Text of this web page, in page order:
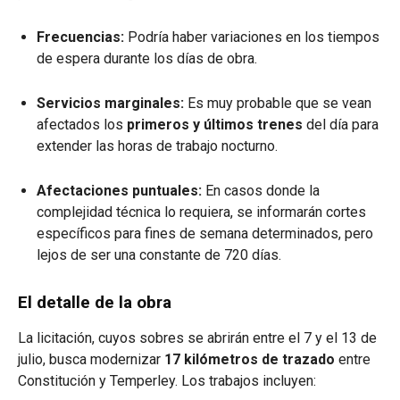
Frecuencias: Podría haber variaciones en los tiempos
de espera durante los días de obra.
Servicios marginales: Es muy probable que se vean
afectados los primeros y últimos trenes del día para
extender las horas de trabajo nocturno.
Afectaciones puntuales: En casos donde la
complejidad técnica lo requiera, se informarán cortes
específicos para fines de semana determinados, pero
lejos de ser una constante de 720 días.
El detalle de la obra
La licitación, cuyos sobres se abrirán entre el 7 y el 13 de
julio, busca modernizar 17 kilómetros de trazado entre
Constitución y Temperley. Los trabajos incluyen: